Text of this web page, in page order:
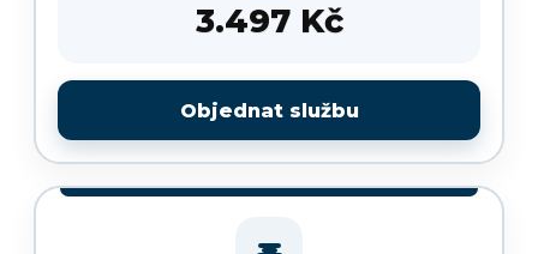
3.497 Kč
Objednat službu